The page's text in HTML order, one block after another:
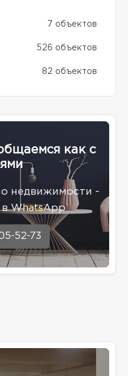
7 объектов
526 объектов
82 объектов
как с
недвижимости -
WhatsApp
52-73